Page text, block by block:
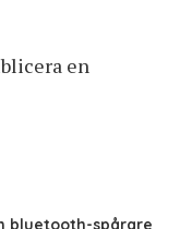
en
bluetooth-spårare